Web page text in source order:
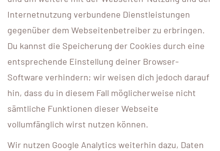
Internetnutzung verbundene Dienstleistungen
gegenüber dem Webseitenbetreiber zu erbringen.
Du kannst die Speicherung der Cookies durch eine
entsprechende Einstellung deiner Browser-
Software verhindern; wir weisen dich jedoch darauf
hin, dass du in diesem Fall möglicherweise nicht
sämtliche Funktionen dieser Webseite
vollumfänglich wirst nutzen können.
Wir nutzen Google Analytics weiterhin dazu, Daten